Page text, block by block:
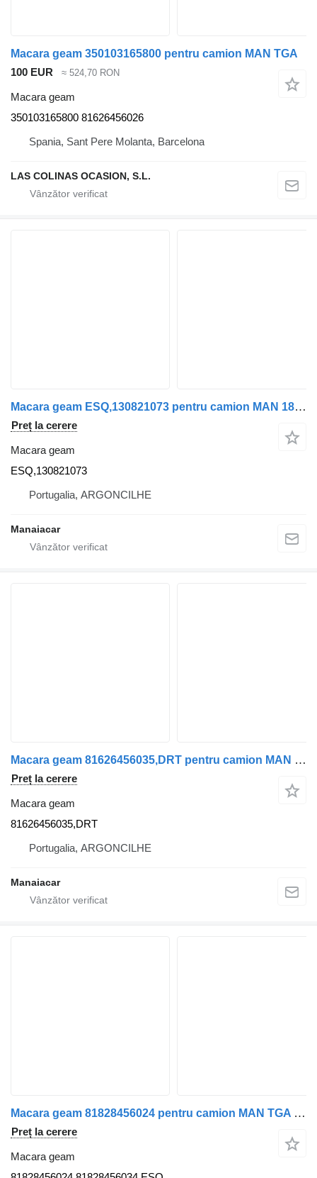
Macara geam 350103165800 pentru camion MAN TGA
100 EUR
≈ 524,70 RON
Macara geam
350103165800 81626456026
Spania, Sant Pere Molanta, Barcelona
LAS COLINAS OCASION, S.L.
Macara geam ESQ,130821073 pentru camion MAN 18-463
Preț la cerere
Macara geam
ESQ,130821073
Portugalia, ARGONCILHE
Manaiacar
Macara geam 81626456035,DRT pentru camion MAN TGA | 00
Preț la cerere
Macara geam
81626456035,DRT
Portugalia, ARGONCILHE
Manaiacar
Macara geam 81828456024 pentru camion MAN TGA | 00
Preț la cerere
Macara geam